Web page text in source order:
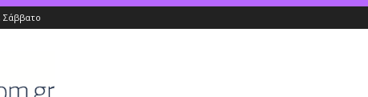
Σάββατο